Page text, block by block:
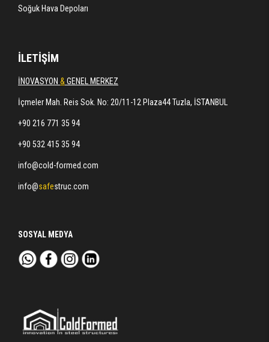
Soğuk Hava Depoları
İLETİŞİM
İNOVASYON &GENEL MERKEZ
İçmeler Mah. Reis Sok. No: 20/11-12 Plaza44 Tuzla, İSTANBUL
+90 216 771 35 94
+90 532 415 35 94
info@cold-formed.com
info@safestruc.com
SOSYAL MEDYA